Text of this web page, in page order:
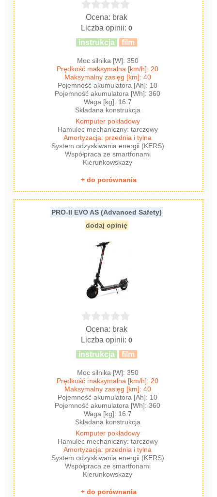
Ocena: brak
Liczba opinii:0
instrukcja film
Moc silnika [W]: 350
Prędkość maksymalna [km/h]: 20
Maksymalny zasięg [km]: 40
Pojemność akumulatora [Ah]: 10
Pojemność akumulatora [Wh]: 360
Waga [kg]: 16.7
Składana konstrukcja
Komputer pokładowy
Hamulec mechaniczny: tarczowy
Amortyzacja: przednia i tylna
System odzyskiwania energii (KERS)
Współpraca ze smartfonami
Kierunkowskazy
+ do porównania
PRO-II EVO AS (Advanced Safety)
dodaj opinię
Ocena: brak
Liczba opinii:0
instrukcja film
Moc silnika [W]: 350
Prędkość maksymalna [km/h]: 20
Maksymalny zasięg [km]: 40
Pojemność akumulatora [Ah]: 10
Pojemność akumulatora [Wh]: 360
Waga [kg]: 16.7
Składana konstrukcja
Komputer pokładowy
Hamulec mechaniczny: tarczowy
Amortyzacja: przednia i tylna
System odzyskiwania energii (KERS)
Współpraca ze smartfonami
Kierunkowskazy
+ do porównania